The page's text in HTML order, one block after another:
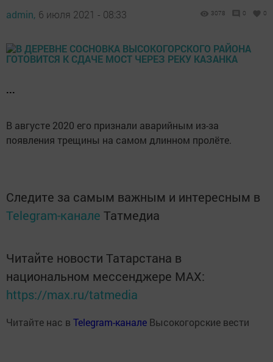
admin, 6 июля 2021 - 08:33 3078 0 0
...
В августе 2020 его признали аварийным из-за
появления трещины на самом длинном пролёте.
Следите за самым важным и интересным в
Telegram-канале Татмедиа
Читайте новости Татарстана в
национальном мессенджере MАХ:
https://max.ru/tatmedia
Читайте нас в Telegram-канале Высокогорские вести